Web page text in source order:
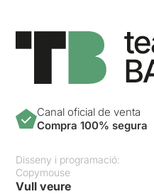
Canal oficial de venta
Compra 100% segura
Disseny i programació:
Copymouse
Vull veure